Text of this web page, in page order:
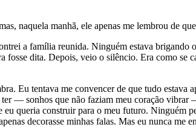
naquela manhã, ele apenas me lembrou de
a família reunida. Ninguém estava brigando
dita. Depois, veio o silêncio. Era como se
Eu tentava me convencer de que tudo estava
— sonhos que não faziam meu coração
queria construir para o meu futuro. Ninguém
decorasse minhas falas. Mas eu nunca me